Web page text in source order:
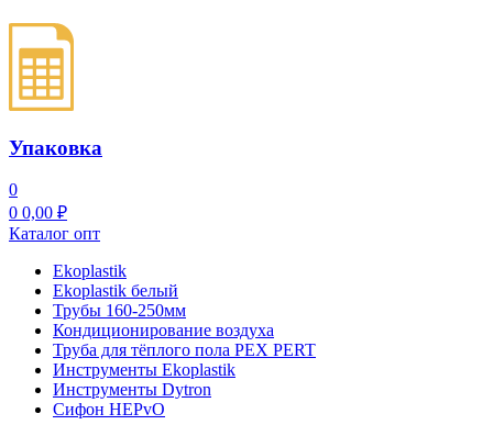
Упаковка
0
0 0,00 ₽
Каталог опт
Ekoplastik
Ekoplastik белый
Трубы 160-250мм
Кондиционирование воздуха
Труба для тёплого пола PEX PERT
Инструменты Ekoplastik
Инструменты Dytron
Сифон HEPvO